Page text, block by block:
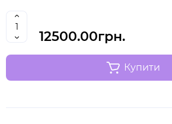
12500.00грн.
Купити